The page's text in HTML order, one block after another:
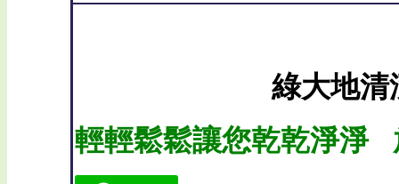
綠大地清
輕輕鬆鬆讓您乾乾淨淨